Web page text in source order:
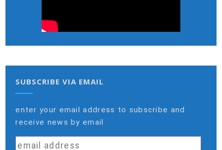
SUBSCRIBE VIA EMAIL
enter your email address to subscribe and
receive news by email
email